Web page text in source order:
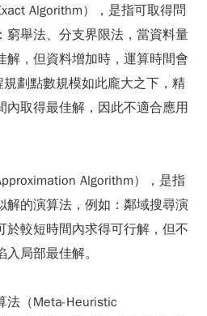
Algorithm），是指可取得問
窮舉法、分支界限法，當資料量
解，但資料增加時，運算時間會
規劃點數規模如此龐大之下，精
內取得最佳解，因此不適合應用
Algorithm），是指
解的演算法，例如：鄰域搜尋演
於較短時間內求得可行解，但不
局部最佳解。
法（Meta-Heuristic